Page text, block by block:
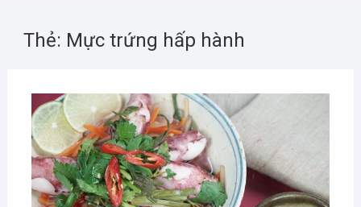
Thẻ: Mực trứng hấp hành